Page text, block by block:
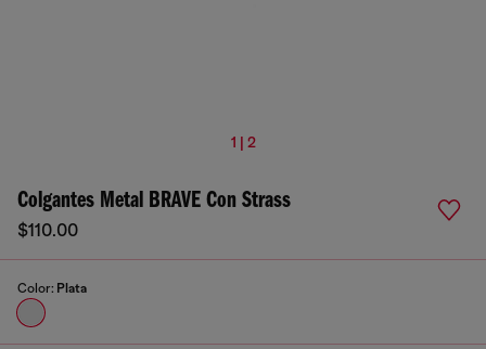
1 | 2
Colgantes Metal BRAVE Con Strass
$110.00
Color: Plata